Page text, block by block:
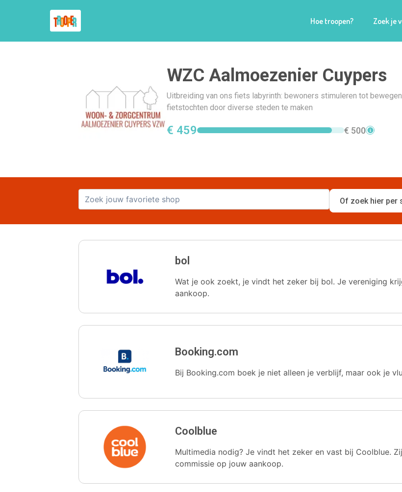
Hoe troopen? Zoek je
WZC Aalmoezenier Cuypers
Uitbreiding van ons fiets labyrinth: bewoners stimuleren tot
fietstochten door diverse steden te maken
€ 459 € 500
bol
Wat je ook zoekt, je vindt het zeker bij bol. Je vereniging
aankoop.
Booking.com
Bij Booking.com boek je niet alleen je verblijf, maar ook je
Coolblue
Multimedia nodig? Je vindt het zeker en vast bij Coolblue.
commissie op jouw aankoop.